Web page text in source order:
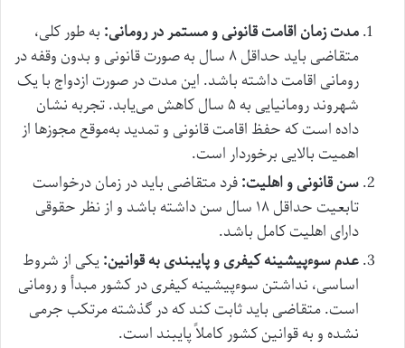
مدت زمان اقامت قانونی و مستمر در رومانی: به طور کلی،
متقاضی باید حداقل ۸ سال به صورت قانونی و بدون وقفه در
رومانی اقامت داشته باشد. این مدت در صورت ازدواج با یک
شهروند رومانیایی به ۵ سال کاهش می‌یابد. تجربه نشان
داده است که حفظ اقامت قانونی و تمدید به‌موقع مجوزها از
اهمیت بالایی برخوردار است.
سن قانونی و اهلیت:فرد متقاضی باید در زمان درخواست
تابعیت حداقل ۱۸ سال سن داشته باشد و از نظر حقوقی
دارای اهلیت کامل باشد.
عدم سوءپیشینه کیفری و پایبندی به قوانین:یکی از شروط
اساسی، نداشتن سوءپیشینه کیفری در کشور مبدأ و رومانی
است. متقاضی باید ثابت کند که در گذشته مرتکب جرمی
نشده و به قوانین کشور کاملاً پایبند است.